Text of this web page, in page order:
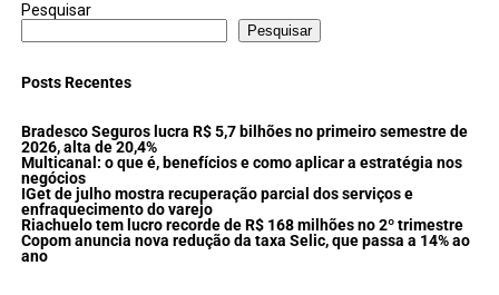
Pesquisar
Pesquisar
Posts Recentes
Bradesco Seguros lucra R$ 5,7 bilhões no primeiro semestre de
2026, alta de 20,4%
Multicanal: o que é, benefícios e como aplicar a estratégia nos
negócios
IGet de julho mostra recuperação parcial dos serviços e
enfraquecimento do varejo
Riachuelo tem lucro recorde de R$ 168 milhões no 2º trimestre
Copom anuncia nova redução da taxa Selic, que passa a 14% ao
ano